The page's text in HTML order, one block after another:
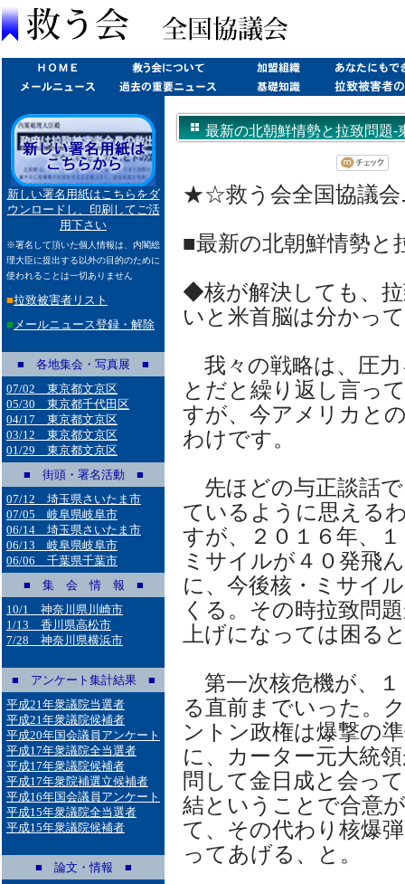
新しい署名用紙はこちらをダ
ウンロードし、印刷してご活
用下さい
※署名して頂いた個人情報は、内閣総
理大臣に提出する以外の目的のために
使われることは一切ありません
■拉致被害者リスト
■ メールニュース登録・解除
■ 各地集会・写真展 ■
07/02 東京都文京区
05/30 東京都千代田区
04/17 東京都文京区
03/12 東京都文京区
01/29 東京都文京区
■ 街頭・署名活動 ■
07/12 埼玉県さいたま市
07/05 岐阜県岐阜市
06/14 埼玉県さいたま市
06/13 岐阜県岐阜市
06/06 千葉県千葉市
■ 集 会 情 報 ■
10/1 神奈川県川崎市
1/13 香川県高松市
7/28 神奈川県横浜市
■ アンケート集計結果 ■
平成21年衆議院当選者
平成21年衆議院候補者
平成20年国会議員アンケート
平成17年衆議院全当選者
平成17年衆議院候補者
平成17年衆院補選立候補者
平成16年国会議員アンケート
平成15年衆議院全当選者
平成15年衆議院候補者
■ 論文・情報 ■
最新の北朝鮮情勢と拉致問題-
★☆救う会全国協議
■最新の北朝鮮情勢と
◆核が解決しても、
いと米首脳は分かっ
我々の戦略は、圧
とだと繰り返し言っ
すが、今アメリカと
わけです。
先ほどの与正談話
ているように思える
すが、２０１６年、
ミサイルが４０発飛
に、今後核・ミサイ
くる。その時拉致問
上げになっては困る
第一次核危機が、
る直前までいった。
ントン政権は爆撃の
に、カーター元大統
問して金日成と会っ
結ということで合意
て、その代わり核爆
ってあげる、と。